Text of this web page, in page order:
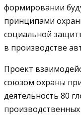
формировании
принципами
социальной
в производстве
Проект
союзом охраны
деятельность 80